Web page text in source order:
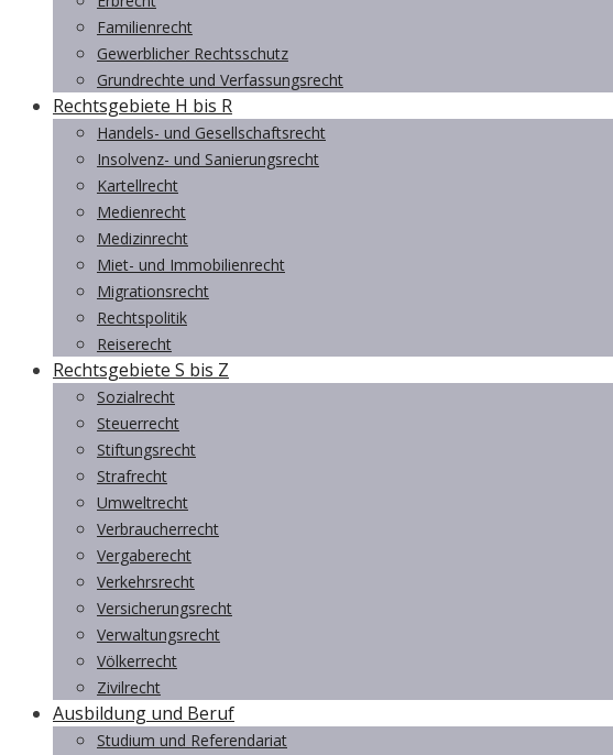
Familienrecht
Gewerblicher Rechtsschutz
Grundrechte und Verfassungsrecht
Rechtsgebiete H bis R
Handels- und Gesellschaftsrecht
Insolvenz- und Sanierungsrecht
Kartellrecht
Medienrecht
Medizinrecht
Miet- und Immobilienrecht
Migrationsrecht
Rechtspolitik
Reiserecht
Rechtsgebiete S bis Z
Sozialrecht
Steuerrecht
Stiftungsrecht
Strafrecht
Umweltrecht
Verbraucherrecht
Vergaberecht
Verkehrsrecht
Versicherungsrecht
Verwaltungsrecht
Völkerrecht
Zivilrecht
Ausbildung und Beruf
Studium und Referendariat